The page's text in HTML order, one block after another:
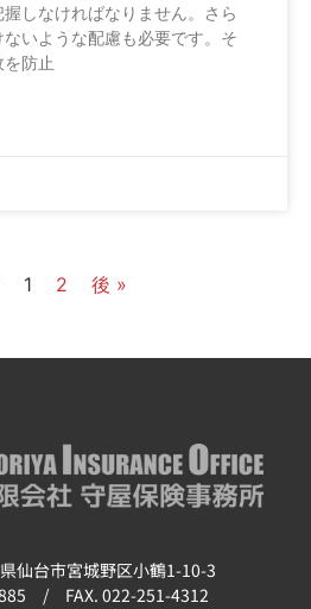
しなければなりません。さら
いような配慮も必要です。そ
防止
1 2 後 »
仙台市宮城野区小鶴1-10-3
/ FAX. 022-251-4312